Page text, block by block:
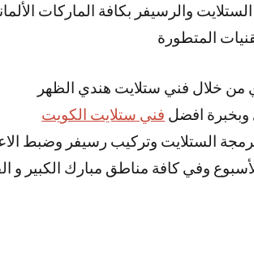
والرسيفر بكافة الماركات
المتطورة
خلال فني ستلايت هندي الظهر
افضل فني ستلايت الكويت
الستلايت وتركيب رسيفر وضبط
ساعة وطيلة أيام الأسبوع وفي كافة مناطق مبارك